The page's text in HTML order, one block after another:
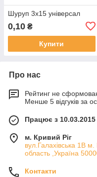
Шуруп 3х15 універсал
0,10 ₴
Купити
Про нас
Рейтинг не
Менше 5 відгуків за
Працює з 10.03.2015
м. Кривий Ріг
вул.Галахівська 1В м.
область ,Україна
Контакти